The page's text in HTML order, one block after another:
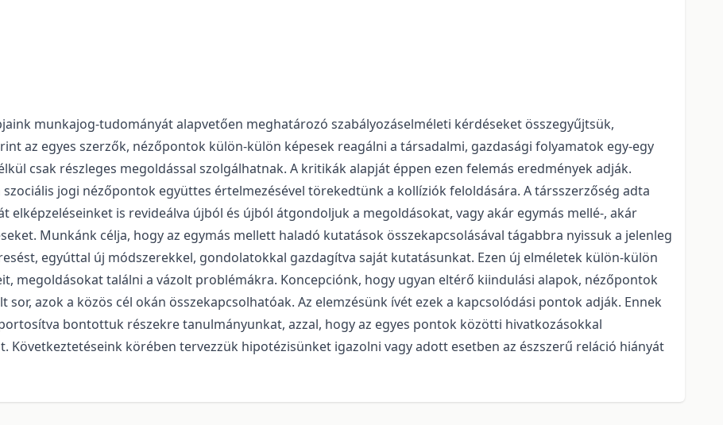
munkajog-tudományát alapvetően meghatározó szabályozáselméleti kérdéseket összegyűjtsük,
az egyes szerzők, nézőpontok külön-külön képesek reagálni a társadalmi, gazdasági folyamatok egy-egy
csak részleges megoldással szolgálhatnak. A kritikák alapját éppen ezen felemás eredmények adják.
jogi nézőpontok együttes értelmezésével törekedtünk a kollíziók feloldására. A társszerzőség adta
is revideálva újból és újból átgondoljuk a megoldásokat, vagy akár egymás mellé-, akár
Munkánk célja, hogy az egymás mellett haladó kutatások összekapcsolásával tágabbra nyissuk a jelenleg
egyúttal új módszerekkel, gondolatokkal gazdagítva saját kutatásunkat. Ezen új elméletek külön-külön
megoldásokat találni a vázolt problémákra. Koncepciónk, hogy ugyan eltérő kiindulási alapok, nézőpontok
azok a közös cél okán összekapcsolhatóak. Az elemzésünk ívét ezek a kapcsolódási pontok adják. Ennek
bontottuk részekre tanulmányunkat, azzal, hogy az egyes pontok közötti hivatkozásokkal
körében tervezzük hipotézisünket igazolni vagy adott esetben az észszerű reláció hiányát